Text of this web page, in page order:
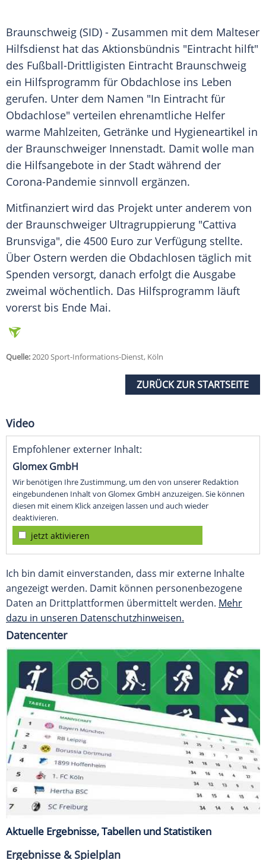
Braunschweig (SID) - Zusammen mit dem Malteser
Hilfsdienst hat das Aktionsbündnis "Eintracht hilft"
des Fußball-Drittligisten Eintracht Braunschweig
ein Hilfsprogramm für Obdachlose ins Leben
gerufen. Unter dem Namen "In Eintracht für
Obdachlose" verteilen ehrenamtliche Helfer
warme Mahlzeiten, Getränke und Hygieneartikel in
der Braunschweiger Innenstadt. Damit wolle man
die Hilfsangebote in der Stadt während der
Corona-Pandemie sinnvoll ergänzen.
Mitfinanziert wird das Projekt unter anderem von
der Braunschweiger Ultragruppierung "Cattiva
Brunsviga", die 4500 Euro zur Verfügung stellte.
Über Ostern werden die Obdachlosen täglich mit
Spenden versorgt, danach erfolgt die Ausgabe
zweimal wöchentlich. Das Hilfsprogramm läuft
vorerst bis Ende Mai.
Quelle:2020 Sport-Informations-Dienst, Köln
ZURÜCK ZUR STARTSEITE
Video
Empfohlener externer Inhalt:
Glomex GmbH
Wir benötigen Ihre Zustimmung, um den von unserer Redaktion
eingebundenen Inhalt von Glomex GmbH anzuzeigen. Sie können
diesen mit einem Klick anzeigen lassen und auch wieder
deaktivieren.
jetzt aktivieren
Ich bin damit einverstanden, dass mir externe Inhalte
angezeigt werden. Damit können personenbezogene
Daten an Drittplattformen übermittelt werden. Mehr
dazu in unseren Datenschutzhinweisen.
Datencenter
Aktuelle Ergebnisse, Tabellen und Statistiken
Ergebnisse & Spielplan